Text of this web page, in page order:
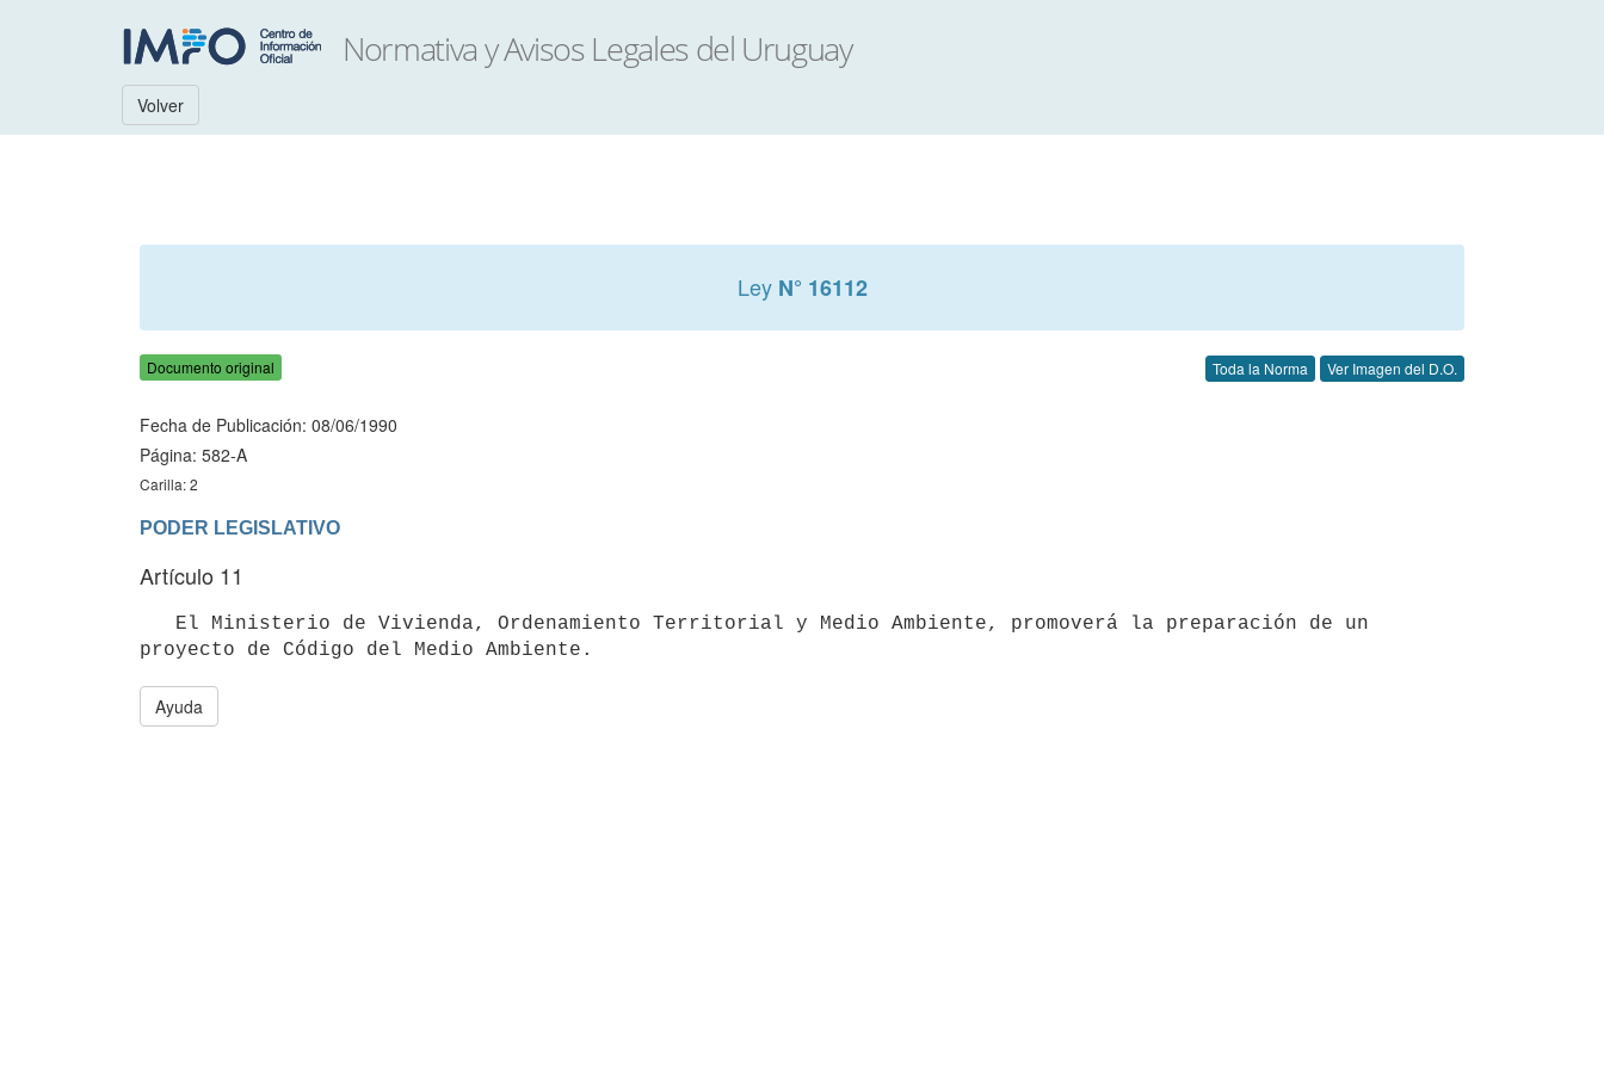
Volver
Ley N° 16112
Documento original Toda la Norma Ver Imagen del D.O.
Fecha de Publicación: 08/06/1990
Página: 582-A
Carilla: 2
PODER LEGISLATIVO
Artículo 11
proyecto de Código del Medio Ambiente.
Ayuda